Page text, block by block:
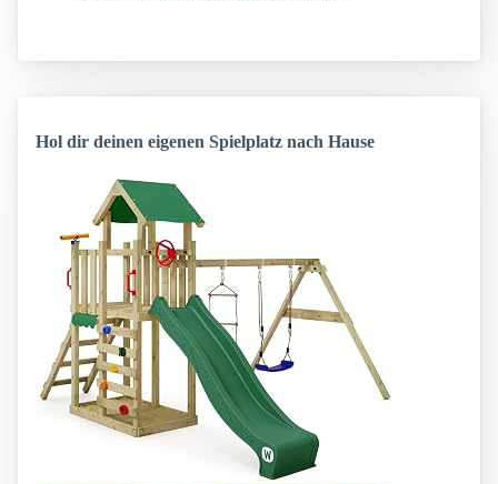
Hol dir deinen eigenen Spielplatz nach Hause